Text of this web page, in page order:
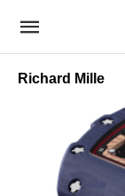
Richard Mille